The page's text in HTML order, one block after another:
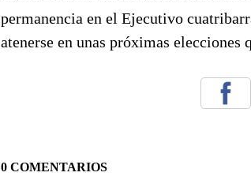
permanencia en el Ejecutivo
atenerse en unas próximas elecciones
0 COMENTARIOS